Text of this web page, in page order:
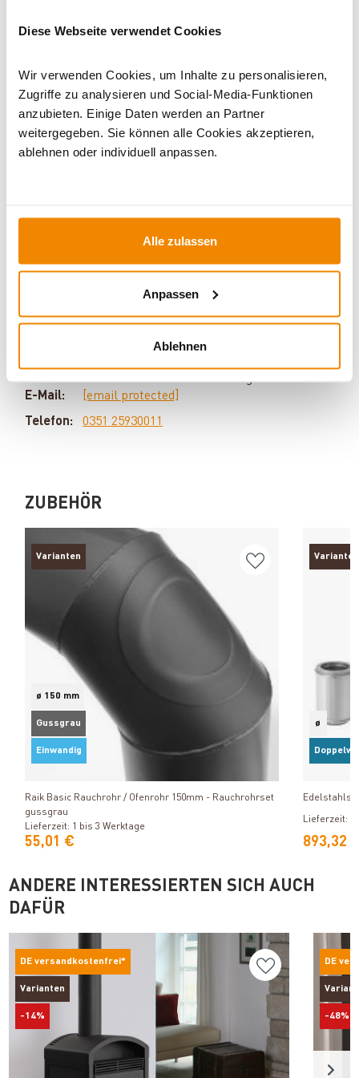
Diese Webseite verwendet Cookies
Wir verwenden Cookies, um Inhalte zu personalisieren,
Zugriffe zu analysieren und Social-Media-Funktionen
anzubieten. Einige Daten werden an Partner
weitergegeben. Sie können alle Cookies akzeptieren,
ablehnen oder individuell anpassen.
Alle zulassen
Anpassen
Ablehnen
Ihr Berater zum Thema Öfen und
Silvio Wirth berät Sie gern rund um das Thema
Kaminöfen. Keine Frage bleibt unbeantwortet, kein
E-Mail:
[email protected]
Telefon:
0351 25930011
ZUBEHÖR
Varianten
ø 150 mm
Gussgrau
Einwandig
Produkt ansehen
Raik Basic Rauchrohr / Ofenrohr 150mm - Rauchrohrset
gussgrau
Lieferzeit: 1 bis 3 Werktage
55,01 €
Varianten
ø
Lieferzeit: 1
893,32
ANDERE INTERESSIERTEN SICH AUCH
DAFÜR
DE versandkostenfrei*
Varianten
-14%
DE
-48%